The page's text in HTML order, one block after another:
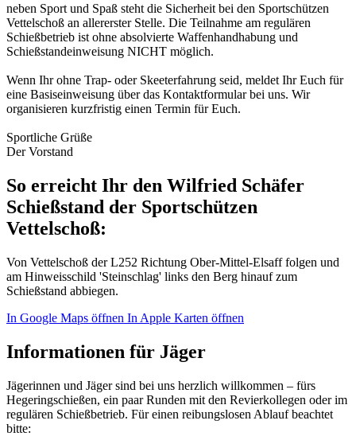
neben Sport und Spaß steht die Sicherheit bei den Sportschützen
Vettelschoß an allererster Stelle. Die Teilnahme am regulären
Schießbetrieb ist ohne absolvierte Waffenhandhabung und
Schießstandeinweisung NICHT möglich.
Wenn Ihr ohne Trap- oder Skeeterfahrung seid, meldet Ihr Euch für
eine Basiseinweisung über das Kontaktformular bei uns. Wir
organisieren kurzfristig einen Termin für Euch.
Sportliche Grüße
Der Vorstand
So erreicht Ihr den Wilfried Schäfer
Schießstand der Sportschützen
Vettelschoß:
Von Vettelschoß der L252 Richtung Ober-Mittel-Elsaff folgen und
am Hinweisschild 'Steinschlag' links den Berg hinauf zum
Schießstand abbiegen.
In Google Maps öffnen In Apple Karten öffnen
Informationen für Jäger
Jägerinnen und Jäger sind bei uns herzlich willkommen – fürs
Hegeringschießen, ein paar Runden mit den Revierkollegen oder im
regulären Schießbetrieb. Für einen reibungslosen Ablauf beachtet
bitte: